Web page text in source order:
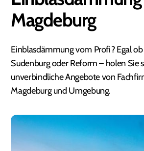
Magdeburg
Einblasdämmung vom Profi? Egal
Sudenburg oder Reform – holen Sie
unverbindliche Angebote von
Magdeburg und Umgebung.